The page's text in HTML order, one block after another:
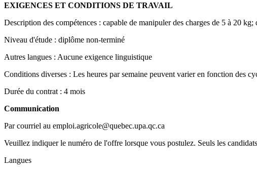
EXIGENCES ET CONDITIONS DE TRAVAIL
Description des compétences : capable de manipuler des charges de 5 à 20
Niveau d'étude : diplôme non-terminé
Autres langues : Aucune exigence linguistique
Conditions diverses : Les heures par semaine peuvent varier en fonction des
Durée du contrat : 4 mois
Communication
Par courriel au emploi.agricole@quebec.upa.qc.ca
Veuillez indiquer le numéro de l'offre lorsque vous postulez. Seuls les
Langues